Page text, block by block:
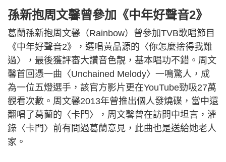
孫新抱周文馨曾參加《中年好聲音2》
葛蘭孫新抱周文馨（Rainbow）曾參加TVB歌唱節目
《中年好聲音2》，選唱黃品源的〈你怎麼捨得我難
過〉，最後獲評審大讚音色靚，基本唱功不錯。周文
馨首回憑一曲〈Unchained Melody〉一鳴驚人，成
為一位五燈選手，該官方影片更在YouTube勁吸27萬
觀看次數。周文馨2013年曾推出個人發燒碟，當中還
翻唱了葛蘭的〈卡門〉，周文馨曾在訪問中坦言，灌
錄〈卡門〉前有問過葛蘭意見，此曲也是送給她老人
家。